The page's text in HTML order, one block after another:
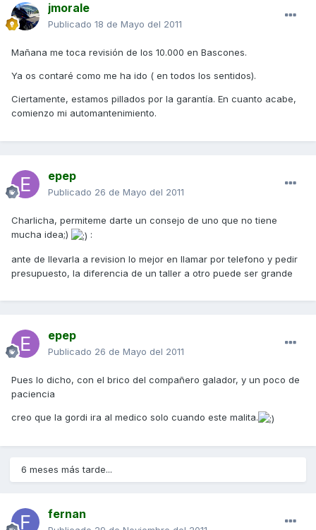
jmorale
Publicado 18 de Mayo del 2011
Mañana me toca revisión de los 10.000 en Bascones.
Ya os contaré como me ha ido ( en todos los sentidos).
Ciertamente, estamos pillados por la garantía. En cuanto acabe,
comienzo mi automantenimiento.
epep
Publicado 26 de Mayo del 2011
Charlicha, permiteme darte un consejo de uno que no tiene
mucha idea;)
:
ante de llevarla a revision lo mejor en llamar por telefono y pedir
presupuesto, la diferencia de un taller a otro puede ser grande
epep
Publicado 26 de Mayo del 2011
Pues lo dicho, con el brico del compañero galador, y un poco de
paciencia
creo que la gordi ira al medico solo cuando este malita.
6 meses más tarde...
fernan